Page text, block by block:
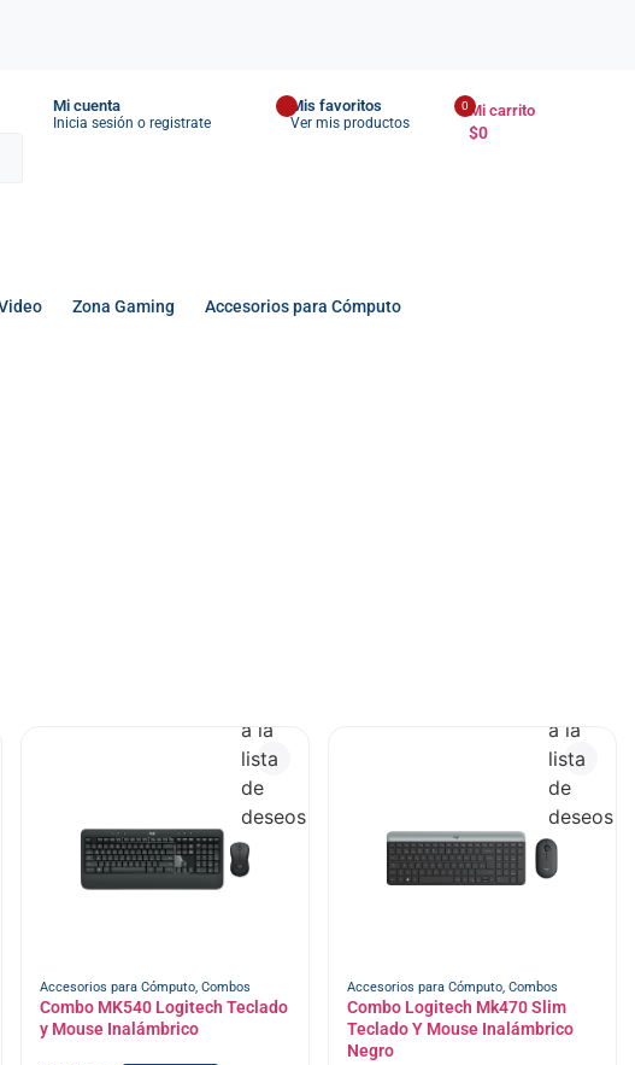
Mi cuenta
Inicia sesión o registrate
Mis favoritos
Ver mis productos
0Mi carrito
$0
Zona Gaming Accesorios para Cómputo
Accesorios para Cómputo, Combos
Combo MK540 Logitech Teclado
y Mouse Inalámbrico
a la
lista
de
deseos
Accesorios para Cómputo, Combos
Combo Logitech Mk470 Slim
Teclado Y Mouse Inalámbrico
Negro
a la
lista
de
deseos